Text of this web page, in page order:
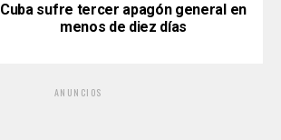
Cuba sufre tercer apagón general en
menos de diez días
ANUNCIOS